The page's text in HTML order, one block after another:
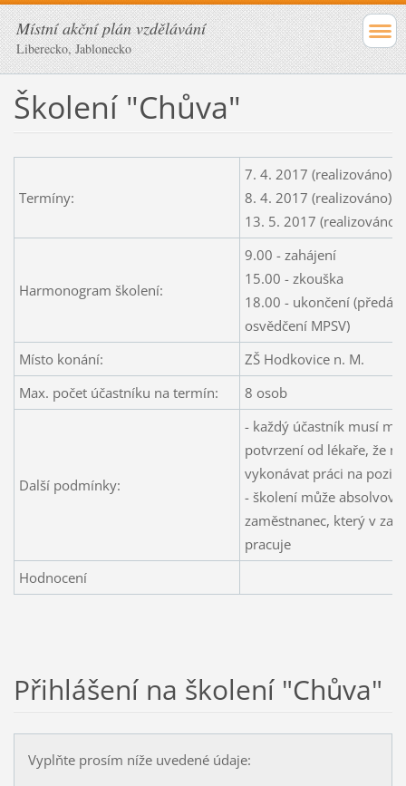
Místní akční plán vzdělávání
Liberecko, Jablonecko
Školení "Chůva"
Termíny:
7. 4. 2017 (realizováno)
8. 4. 2017 (realizováno)
13. 5. 2017 (realizováno)
Harmonogram školení:
9.00 - zahájení
15.00 - zkouška
18.00 - ukončení (předání
osvědčení MPSV)
Místo konání:
ZŠ Hodkovice n. M.
Max. počet účastníku na termín:
8 osob
Další podmínky:
- každý účastník musí mít
potvrzení od lékaře, že
vykonávat práci na pozici
- školení může
zaměstnanec, který v
pracuje
Hodnocení
Přihlášení na školení "Chůva"
Vyplňte prosím níže uvedené údaje: